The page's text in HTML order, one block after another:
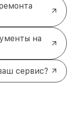
на
сервис?